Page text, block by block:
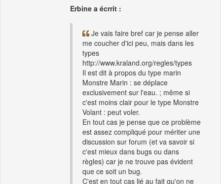
Erbine a écrrit :
Je vais faire bref car je pense aller
me coucher d'ici peu, mais dans les
types
http://www.kraland.org/regles/types
Il est dit à propos du type marin
Monstre Marin : se déplace
exclusivement sur l'eau. ; même si
c'est moins clair pour le type Monstre
Volant : peut voler.
En tout cas je pense que ce problème
est assez compliqué pour mériter une
discussion sur forum (et va savoir si
c'est mieux dans bugs ou dans
règles) car je ne trouve pas évident
que ce soit un bug.
C'est en tout cas lié au fait qu'on ne